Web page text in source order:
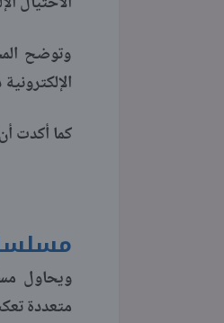
وتوضح
كما أكدت
ويحاول
متعددة